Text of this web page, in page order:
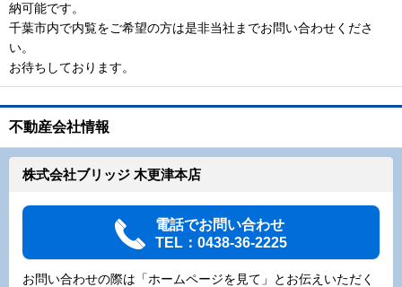
納可能です。
千葉市内で内覧をご希望の方は是非当社までお問い合わせくださ
い。
お待ちしております。
不動産会社情報
株式会社ブリッジ 木更津本店
電話でお問い合わせ
TEL：0438-36-2225
お問い合わせの際は「ホームページを見て」とお伝えいただく